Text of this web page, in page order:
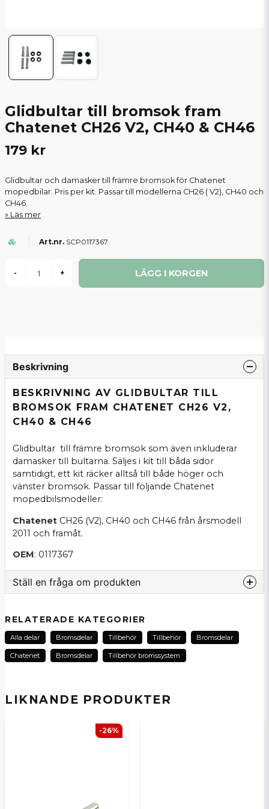
Glidbultar till bromsok fram
Chatenet CH26 V2, CH40 & CH46
179 kr
Glidbultar och damasker till främre bromsok för Chatenet
mopedbilar. Pris per kit. Passar till modellerna CH26 ( V2), CH40 och
CH46.
Läs mer
SCP0117367
- + LÄGG I KORGEN
LIKNANDE PRODUKTER
-26%
Beskrivning
BESKRIVNING AV GLIDBULTAR TILL
BROMSOK FRAM CHATENET CH26 V2,
CH40 & CH46
Glidbultar till främre bromsok som även inkluderar
damasker till bultarna. Säljes i kit till båda sidor
samtidigt, ett kit räcker alltså till både höger och
vänster bromsok. Passar till följande Chatenet
mopedbilsmodeller:
Chatenet CH26 (V2), CH40 och CH46 från årsmodell
2011 och framåt.
OEM: 0117367
Ställ en fråga om produkten
Fråga oss om denna produkt...
RELATERADE KATEGORIER
Alla delar Bromsdelar Tillbehör Tillbehör Bromsdelar
Chatenet Bromsdelar Tillbehör bromssystem